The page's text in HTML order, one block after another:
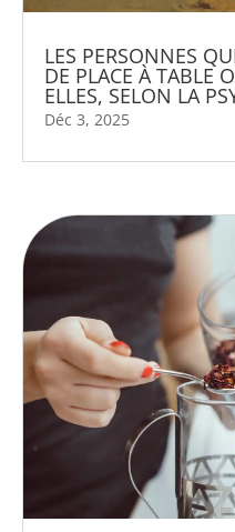
LES PERSONNES
DE PLACE À TABLE
ELLES, SELON LA
Déc 3, 2025